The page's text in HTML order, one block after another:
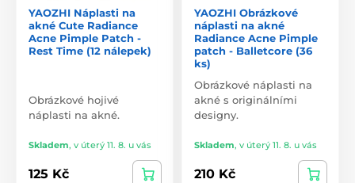
YAOZHI Náplasti na
akné Cute Radiance
Acne Pimple Patch -
Rest Time (12 nálepek)
Obrázkové hojivé
náplasti na akné.
Skladem, v úterý 11. 8. u vás
125 Kč
YAOZHI Obrázkové
náplasti na akné
Radiance Acne Pimple
patch - Balletcore (36
ks)
Obrázkové náplasti na
akné s originálními
designy.
Skladem, v úterý 11. 8. u vás
210 Kč